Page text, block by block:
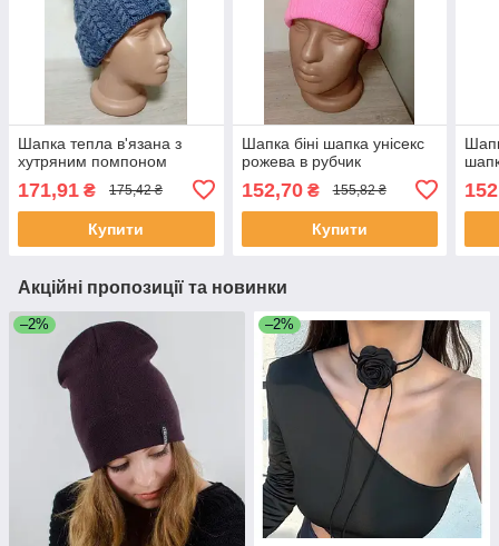
Шапка тепла в'язана з
хутряним помпоном
171,91 ₴ 175,42 ₴
Купити
Шапка біні шапка унісекс
рожева в рубчик
152,70₴ 155,82 ₴
Купити
Акційні пропозиції та новинки
–2% –2%